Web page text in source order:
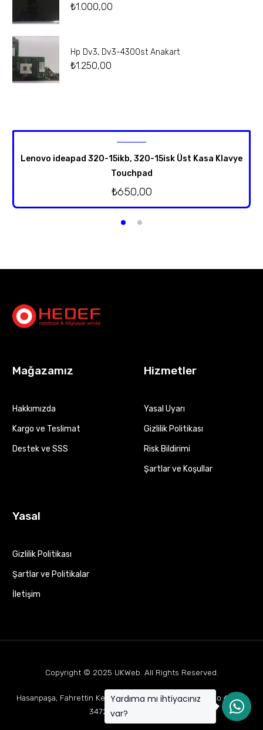
₺1.000,00
Hp Dv3, Dv3-4300st Anakart
₺1.250,00
Lenovo ideapad 320-15ikb, 320-15isk Üst Kasa Klavye
Touchpad
₺650,00
Mağazamız
Hakkımızda
Kargo ve Teslimat
Destek ve SSS
Hizmetler
Yasal Uyarı
Gizlilik Politikası
Risk Bildirimi
Şartlar ve Koşullar
Yasal
Gizlilik Politikası
Şartlar ve Politikalar
İletişim
Copyright © 2025 UKWeb. All Rights Reserved.
Hasanpaşa, Fahrettin Kerim Gökay Cd Mukaddes Apt No:63 D:1,
34722 Kadıköy/İstanbul
Yardıma mı ihtiyacınız
var?